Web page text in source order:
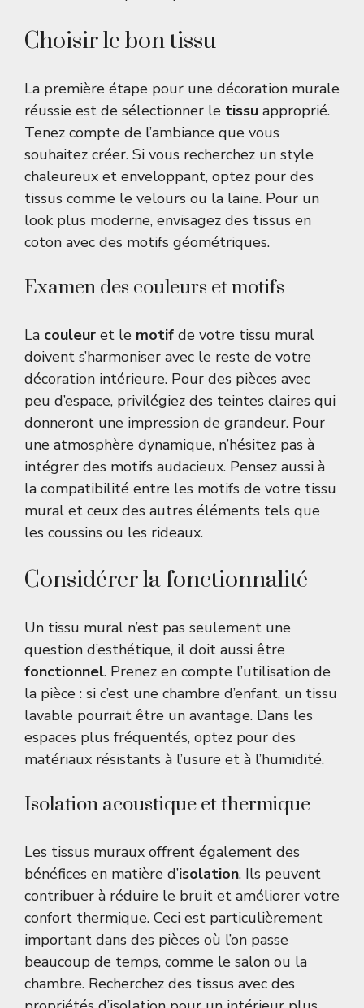
Choisir le bon tissu
La première étape pour une décoration murale
réussie est de sélectionner le tissu approprié.
Tenez compte de l’ambiance que vous
souhaitez créer. Si vous recherchez un style
chaleureux et enveloppant, optez pour des
tissus comme le velours ou la laine. Pour un
look plus moderne, envisagez des tissus en
coton avec des motifs géométriques.
Examen des couleurs et motifs
La couleur et le motif de votre tissu mural
doivent s’harmoniser avec le reste de votre
décoration intérieure. Pour des pièces avec
peu d’espace, privilégiez des teintes claires qui
donneront une impression de grandeur. Pour
une atmosphère dynamique, n’hésitez pas à
intégrer des motifs audacieux. Pensez aussi à
la compatibilité entre les motifs de votre tissu
mural et ceux des autres éléments tels que
les coussins ou les rideaux.
Considérer la fonctionnalité
Un tissu mural n’est pas seulement une
question d’esthétique, il doit aussi être
fonctionnel. Prenez en compte l’utilisation de
la pièce : si c’est une chambre d’enfant, un tissu
lavable pourrait être un avantage. Dans les
espaces plus fréquentés, optez pour des
matériaux résistants à l’usure et à l’humidité.
Isolation acoustique et thermique
Les tissus muraux offrent également des
bénéfices en matière d’isolation. Ils peuvent
contribuer à réduire le bruit et améliorer votre
confort thermique. Ceci est particulièrement
important dans des pièces où l’on passe
beaucoup de temps, comme le salon ou la
chambre. Recherchez des tissus avec des